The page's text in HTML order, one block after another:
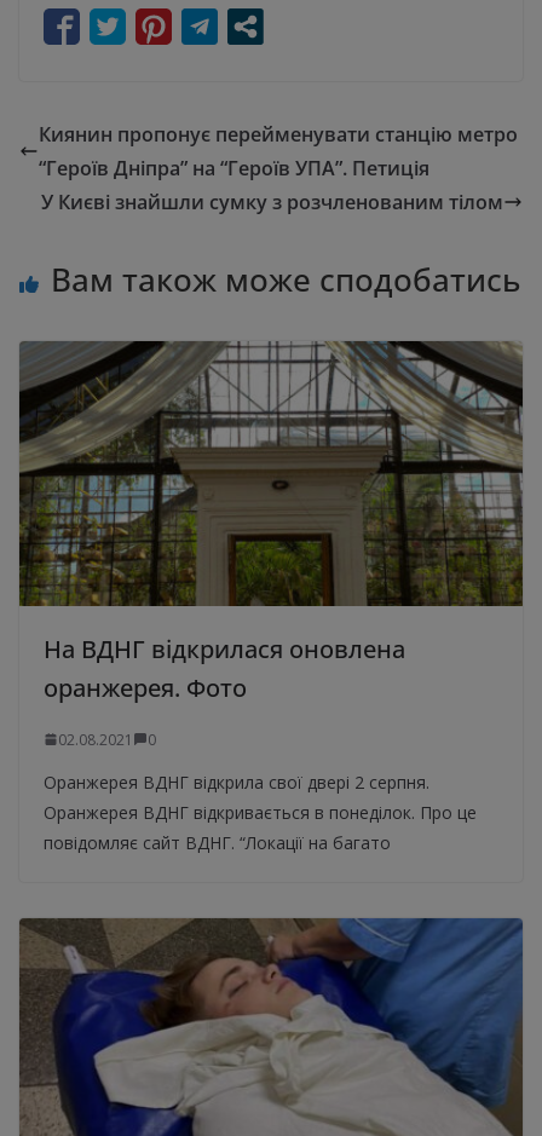
Киянин пропонує перейменувати станцію метро
“Героїв Дніпра” на “Героїв УПА”. Петиція
У Києві знайшли сумку з розчленованим тілом
Вам також може сподобатись
На ВДНГ відкрилася оновлена
оранжерея. Фото
02.08.2021 0
Оранжерея ВДНГ відкрила свої двері 2 серпня.
Оранжерея ВДНГ відкривається в понеділок. Про це
повідомляє сайт ВДНГ. “Локації на багато